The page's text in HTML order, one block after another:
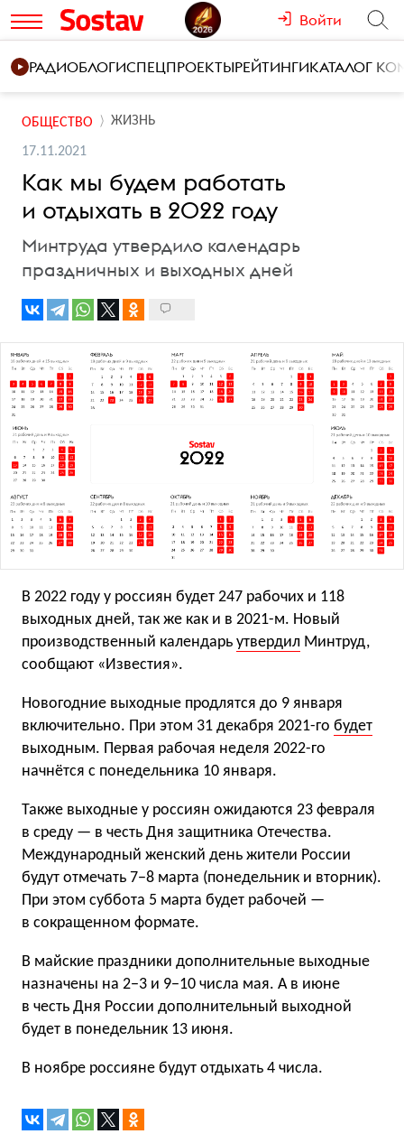
Войти
РАДИОБЛОГИСПЕЦПРОЕКТЫРЕЙТИНГИКАТАЛОГ
ОБЩЕСТВО ЖИЗНЬ
17.11.2021
Как мы будем работать
и отдыхать в 2022 году
Минтруда утвердило календарь
праздничных и выходных дней
В 2022 году у россиян будет 247 рабочих и 118
выходных дней, так же как и в 2021-м. Новый
производственный календарь утвердил Минтруд,
сообщают «Известия».
Новогодние выходные продлятся до 9 января
включительно. При этом 31 декабря 2021-го будет
выходным. Первая рабочая неделя 2022-го
начнётся с понедельника 10 января.
Также выходные у россиян ожидаются 23 февраля
в среду — в честь Дня защитника Отечества.
Международный женский день жители России
будут отмечать 7−8 марта (понедельник и вторник).
При этом суббота 5 марта будет рабочей —
в сокращенном формате.
В майские праздники дополнительные выходные
назначены на 2−3 и 9−10 числа мая. А в июне
в честь Дня России дополнительный выходной
будет в понедельник 13 июня.
В ноябре россияне будут отдыхать 4 числа.